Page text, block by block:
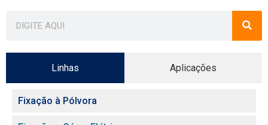
Linhas Aplicações
Fixação à Pólvora